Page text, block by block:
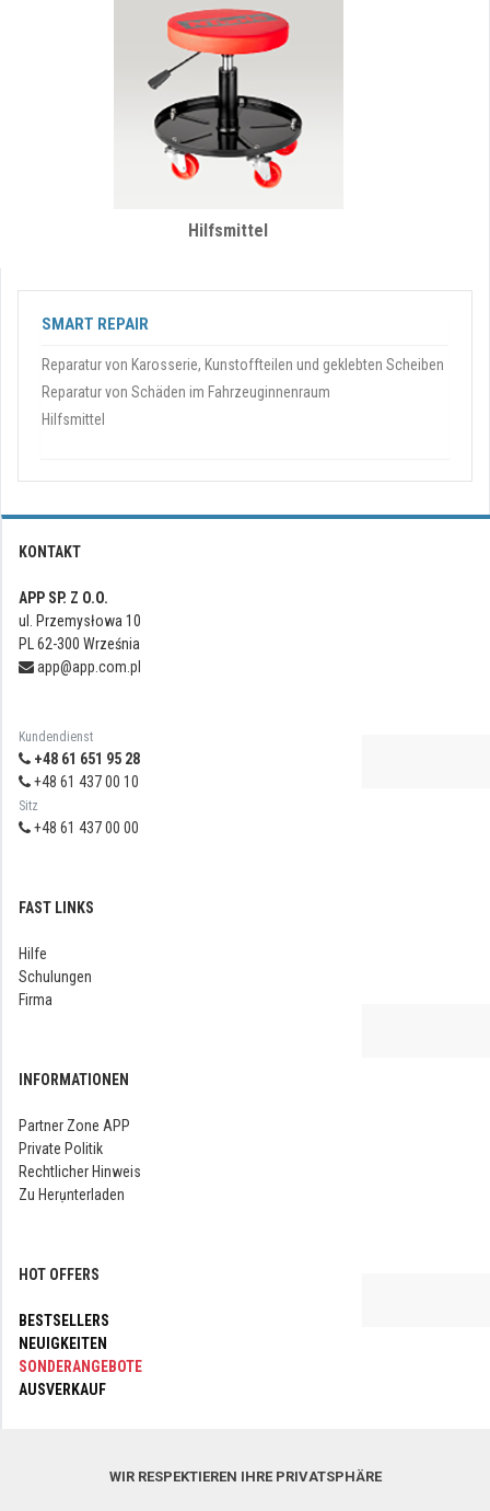
Hilfsmittel
SMART REPAIR
Reparatur von Karosserie, Kunstoffteilen und geklebten Scheiben
Reparatur von Schäden im Fahrzeuginnenraum
Hilfsmittel
KONTAKT
APP SP. Z O.O.
ul. Przemysłowa 10
PL 62-300 Września
app@app.com.pl
Kundendienst
+48 61 651 95 28
+48 61 437 00 10
Sitz
+48 61 437 00 00
FAST LINKS
Hilfe
Schulungen
Firma
INFORMATIONEN
Partner Zone APP
Private Politik
Rechtlicher Hinweis
Zu Herụnterladen
HOT OFFERS
BESTSELLERS
NEUIGKEITEN
SONDERANGEBOTE
AUSVERKAUF
FOLGEN SIE UNS BITTE
WIR RESPEKTIEREN IHRE PRIVATSPHÄRE